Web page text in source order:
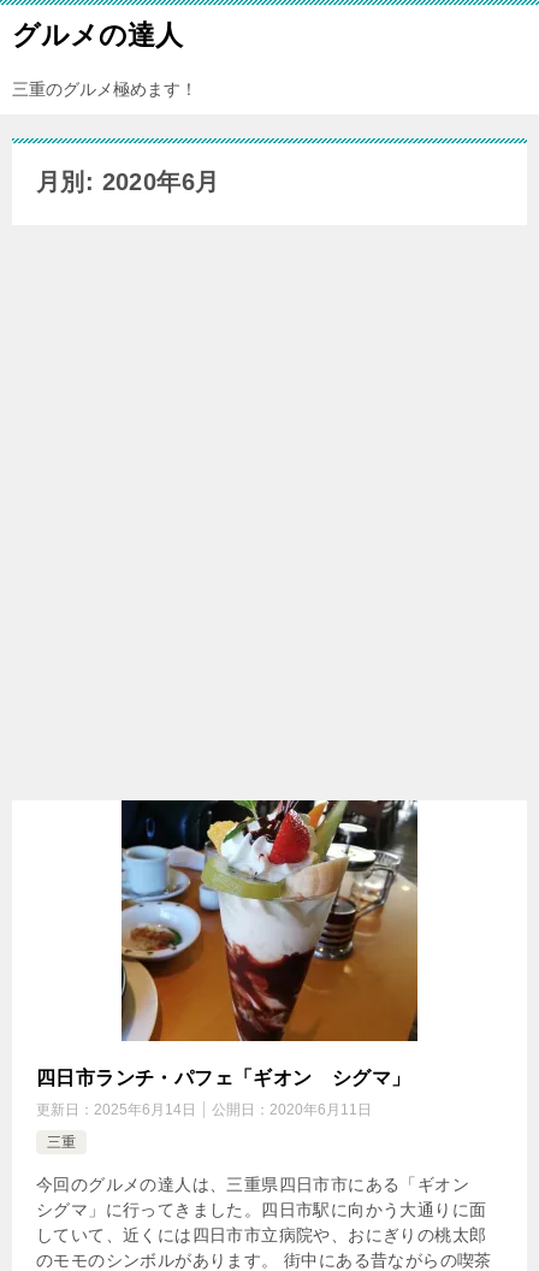
グルメの達人
三重のグルメ極めます！
月別: 2020年6月
四日市ランチ・パフェ「ギオン シグマ」
更新日： 2025年6月14日 公開日： 2020年6月11日
三重
今回のグルメの達人は、三重県四日市市にある「ギオン
シグマ」に行ってきました。四日市駅に向かう大通りに面
していて、近くには四日市市立病院や、おにぎりの桃太郎
のモモのシンボルがあります。 街中にある昔ながらの喫茶